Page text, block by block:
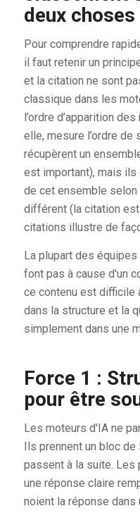
deux
Pour comprendre
il faut retenir un
et la citation ne sont
classique dans les
l’ordre d’apparition
elle, mesure l’ordre de
récupèrent un
est important), mais
de cet ensemble
différent (la citation
citations illustre de
La plupart des
font pas à cause d'un
ce contenu est difficile
dans la structure et la
simplement dans une
Force 1 :
pour être
Les moteurs d'IA ne
Ils prennent un bloc
passent à la suite. Les
une réponse claire
noient la réponse dans